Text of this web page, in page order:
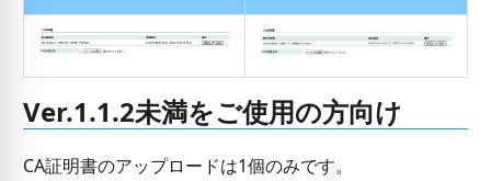
Ver.1.1.2未満をご使用の方向け
CA証明書のアップロードは1個のみです。